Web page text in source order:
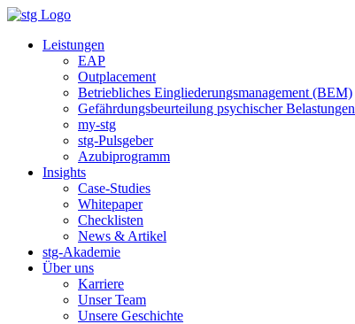
Zum
springenLeistungen
EAP
Outplacement
Betriebliches Eingliederungsmanagement (BEM)
Gefährdungsbeurteilung psychischer Belastungen
my-stg
stg-Pulsgeber
Azubiprogramm
Insights
Case-Studies
Whitepaper
Checklisten
News & Artikel
stg-Akademie
Über uns
Karriere
Unser Team
Unsere Geschichte